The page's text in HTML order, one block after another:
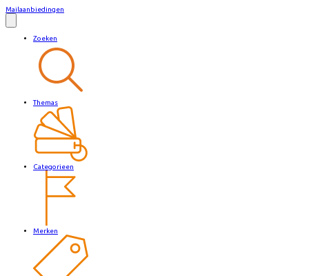
Mailaanbiedingen
Zoeken
Themas
Categorieen
Merken